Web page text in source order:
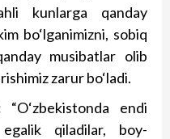
kunlarga qanday
bo‘lganimizni, sobiq
musibatlar olib
zarur bo‘ladi.
endi
qiladilar, boy-